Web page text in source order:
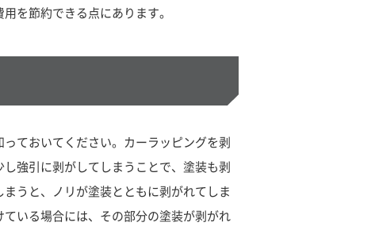
を節約できる点にあります。
ておいてください。カーラッピングを剥
強引に剥がしてしまうことで、塗装も剥
うと、ノリが塗装とともに剥がれてしま
いる場合には、その部分の塗装が剥がれ